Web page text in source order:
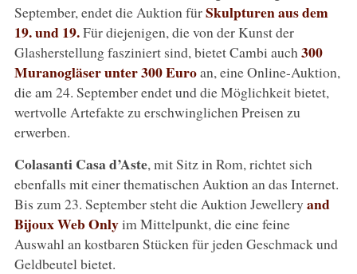
September, endet die Auktion fürSkulpturen aus dem
19. und 19.Für diejenigen, die von der Kunst der
Glasherstellung fasziniert sind, bietet Cambi auch 300
Muranogläser unter 300 Euroan, eine Online-Auktion,
die am 24. September endet und die Möglichkeit bietet,
wertvolle Artefakte zu erschwinglichen Preisen zu
erwerben.
Colasanti Casa d’Aste, mit Sitz in Rom, richtet sich
ebenfalls mit einer thematischen Auktion an das Internet.
Bis zum 23. September steht die Auktion Jewellery and
Bijoux Web Onlyim Mittelpunkt, die eine feine
Auswahl an kostbaren Stücken für jeden Geschmack und
Geldbeutel bietet.